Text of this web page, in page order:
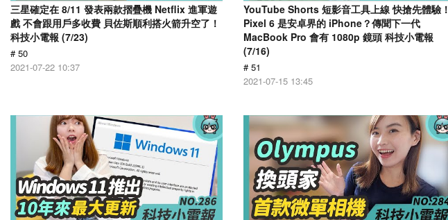
三星確定在 8/11 發表兩款摺疊機 Netflix 進軍遊
戲 不會跟用戶多收費 貝佐斯順利搭火箭升空了！
科技小電報 (7/23)
# 50
2021-07-22 10:37
YouTube Shorts 短影音工具上線 快搶先體驗！
Pixel 6 是安卓界的 iPhone？傳聞下一代
MacBook Pro 會有 1080p 鏡頭 科技小電報
(7/16)
# 51
2021-07-15 13:45